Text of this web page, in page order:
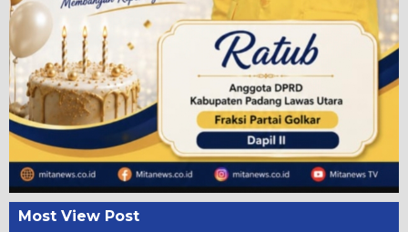
Most View Post